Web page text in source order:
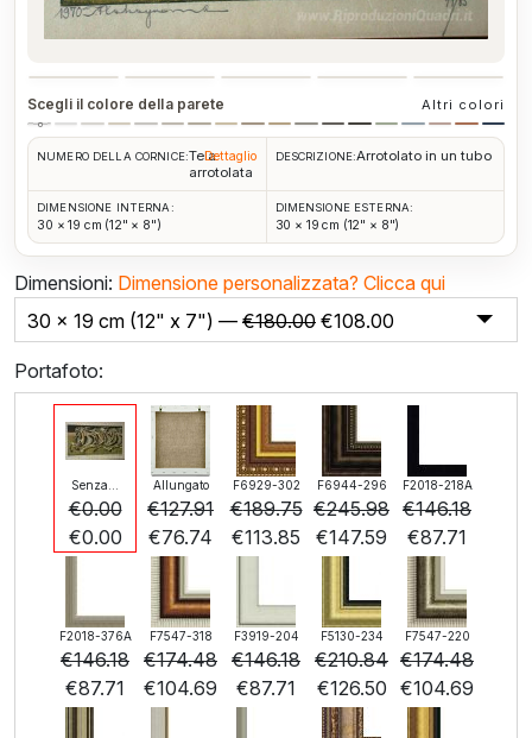
Scegli il colore della parete Altri colori
NUMERO DELLA CORNICE:Tela
arrotolata
Dettaglio DESCRIZIONE:Arrotolato in un tubo
DIMENSIONE INTERNA:
30 × 19 cm (12" × 8")
DIMENSIONE ESTERNA:
30 × 19 cm (12" × 8")
Dimensioni: Dimensione personalizzata? Clicca qui
30 x 19 cm (12" x 7") — €180.00 €108.00
Portafoto:
Senza...
€0.00
€0.00
Allungato
€127.91
€76.74
F6929-302
€189.75
€113.85
F6944-296
€245.98
€147.59
F2018-218A
€146.18
€87.71
F2018-376A
€146.18
€87.71
F7547-318
€174.48
€104.69
F3919-204
€146.18
€87.71
F5130-234
€210.84
€126.50
F7547-220
€174.48
€104.69